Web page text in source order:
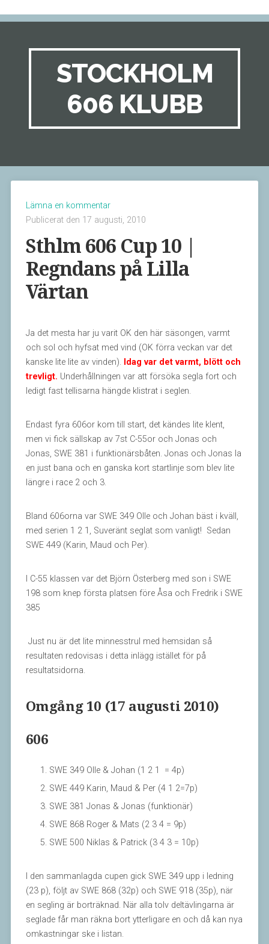
STOCKHOLM
606 KLUBB
Lämna en kommentar
Publicerat den 17 augusti, 2010
Sthlm 606 Cup 10 |
Regndans på Lilla
Värtan
Ja det mesta har ju varit OK den här säsongen, varmt
och sol och hyfsat med vind (OK förra veckan var det
kanske lite lite av vinden). Idag var det varmt, blött och
trevligt. Underhållningen var att försöka segla fort och
ledigt fast tellisarna hängde klistrat i seglen.
Endast fyra 606or kom till start, det kändes lite klent,
men vi fick sällskap av 7st C-55or och Jonas och
Jonas, SWE 381 i funktionärsbåten. Jonas och Jonas la
en just bana och en ganska kort startlinje som blev lite
längre i race 2 och 3.
Bland 606orna var SWE 349 Olle och Johan bäst i kväll,
med serien 1 2 1, Suveränt seglat som vanligt! Sedan
SWE 449 (Karin, Maud och Per).
I C-55 klassen var det Björn Österberg med son i SWE
198 som knep första platsen före Åsa och Fredrik i SWE
385
Just nu är det lite minnesstrul med hemsidan så
resultaten redovisas i detta inlägg istället för på
resultatsidorna.
Omgång 10 (17 augusti 2010)
606
SWE 349 Olle & Johan (1 2 1 = 4p)
SWE 449 Karin, Maud & Per (4 1 2=7p)
SWE 381 Jonas & Jonas (funktionär)
SWE 868 Roger & Mats (2 3 4 = 9p)
SWE 500 Niklas & Patrick (3 4 3 = 10p)
I den sammanlagda cupen gick SWE 349 upp i ledning
(23 p), följt av SWE 868 (32p) och SWE 918 (35p), när
en segling är borträknad. När alla tolv deltävlingarna är
seglade får man räkna bort ytterligare en och då kan nya
omkastningar ske i listan.